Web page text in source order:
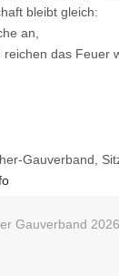
bleibt gleich:
an,
das Feuer
Gauverband,
Gauverband